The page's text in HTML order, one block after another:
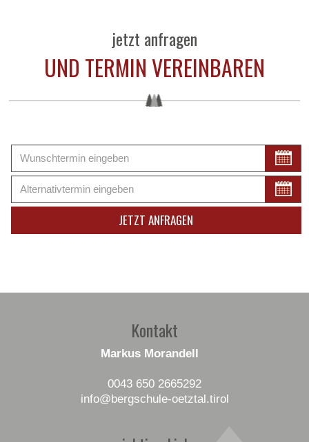
jetzt anfragen
UND TERMIN VEREINBAREN
Kontakt
Markus Morandell
0043 650 2665292
info@bergschule-oetztal.tirol